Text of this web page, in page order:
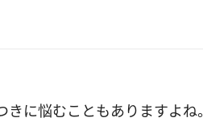
きに悩むこともありますよ